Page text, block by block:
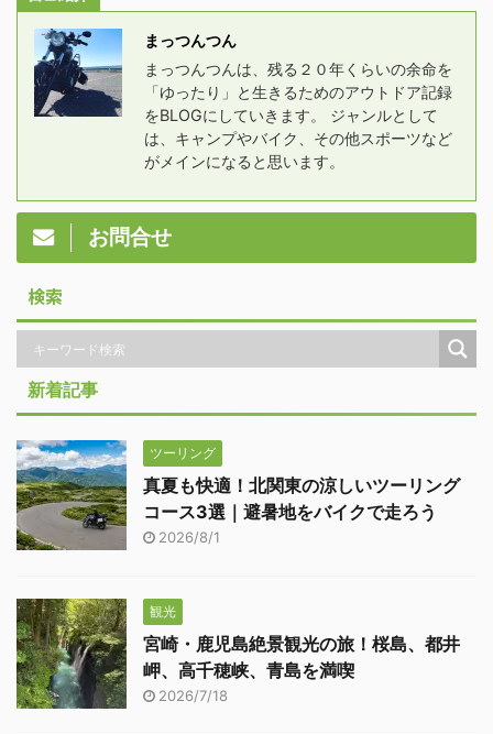
まっつんつん
まっつんつんは、残る２０年くらいの余命を
「ゆったり」と生きるためのアウトドア記録
をBLOGにしていきます。 ジャンルとして
は、キャンプやバイク、その他スポーツなど
がメインになると思います。
お問合せ
検索
新着記事
ツーリング
真夏も快適！北関東の涼しいツーリング
コース3選｜避暑地をバイクで走ろう
2026/8/1
観光
宮崎・鹿児島絶景観光の旅！桜島、都井
岬、高千穂峡、青島を満喫
2026/7/18